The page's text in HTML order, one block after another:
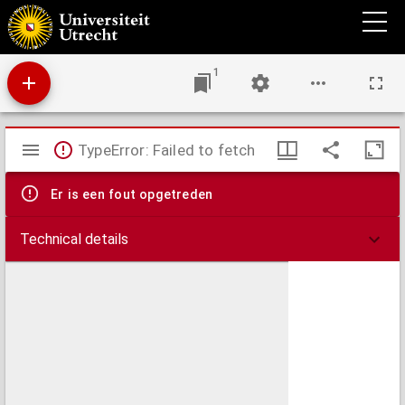
Don Bosco, of Het groote liefdewerk, onder het patronaat des H. Franciscus van Sales,
en de wondervolle gebeurtenissen die er zich aan verbinden
1
Mirador
viewer
TypeError: Failed to fetch
Er is een fout opgetreden
Technical details